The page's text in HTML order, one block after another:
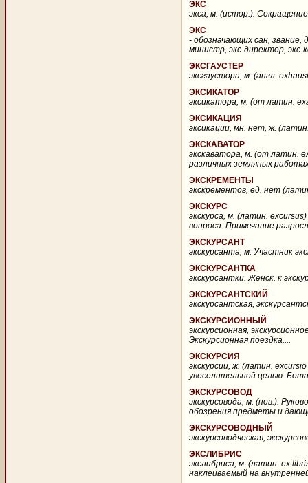
ЭКС
экса, м. (истор.). Сокращение
ЭКС
- обозначающих сан, звание,
министр, экс-директор,
ЭКСГАУСТЕР
эксгаустора, м. (англ.
ЭКСИКАТОР
эксикатора, м. (от латин.
ЭКСИКАЦИЯ
эксикации, мн. нет, ж.
ЭКСКАВАТОР
экскаватора, м. (от латин.
различных земляных
ЭКСКРЕМЕНТЫ
экскрементов, ед. нет
ЭКСКУРС
экскурса, м. (латин.
вопроса. Примечание
ЭКСКУРСАНТ
экскурсанта, м. Участник
ЭКСКУРСАНТКА
экскурсантки. Женск. к
ЭКСКУРСАНТСКИЙ
экскурсантская,
ЭКСКУРСИОННЫЙ
экскурсионная,
Экскурсионная поездка....
ЭКСКУРСИЯ
экскурсии, ж. (латин.
увеселительной целью.
ЭКСКУРСОВОД
экскурсовода, м. (нов.).
обозрения предметы и
ЭКСКУРСОВОДНЫЙ
экскурсоводческая,
ЭКСЛИБРИС
экслибриса, м. (латин. ex
наклеиваемый на